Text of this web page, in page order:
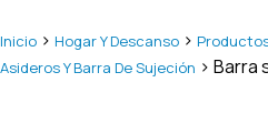
Inicio > Hogar Y Descanso >
Asideros Y Barra De Sujeción > Barra